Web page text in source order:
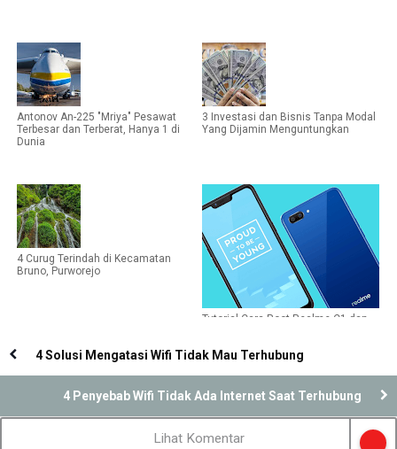
Antonov An-225 "Mriya" Pesawat
Terbesar dan Terberat, Hanya 1 di
Dunia
3 Investasi dan Bisnis Tanpa Modal
Yang Dijamin Menguntungkan
4 Curug Terindah di Kecamatan
Bruno, Purworejo
Tutorial Cara Root Realme C1 dan
4 Solusi Mengatasi Wifi Tidak Mau Terhubung
4 Penyebab Wifi Tidak Ada Internet Saat Terhubung
Lihat Komentar